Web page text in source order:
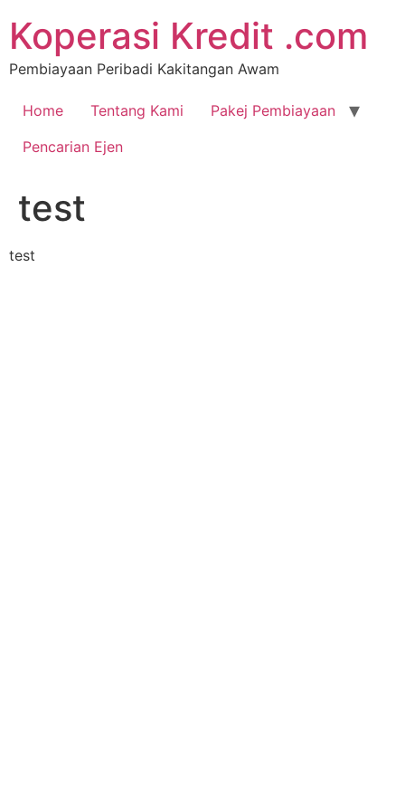
Koperasi Kredit .com
Pembiayaan Peribadi Kakitangan Awam
Home Tentang Kami
Pakej Pembiayaan
Pencarian Ejen
test
test